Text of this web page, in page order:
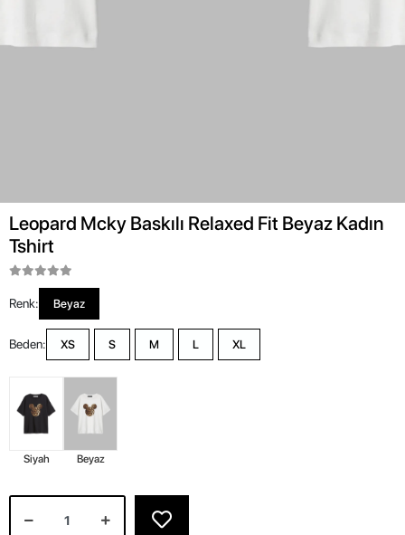
Leopard Mcky Baskılı Relaxed Fit Beyaz Kadın
Tshirt
Renk: Beyaz
Beden: XS S M L XL
Siyah Beyaz